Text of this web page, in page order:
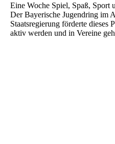
Eine Woche Spiel, Spaß, Sport
Der Bayerische Jugendring im
Staatsregierung förderte
aktiv werden und in Vereine